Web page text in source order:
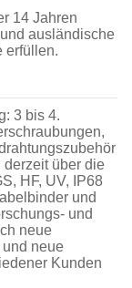
14 Jahren
ausländische
erfüllen.
3 bis 4.
derzeit über die
HF, UV, IP68
und
und
neue
neue
Kunden